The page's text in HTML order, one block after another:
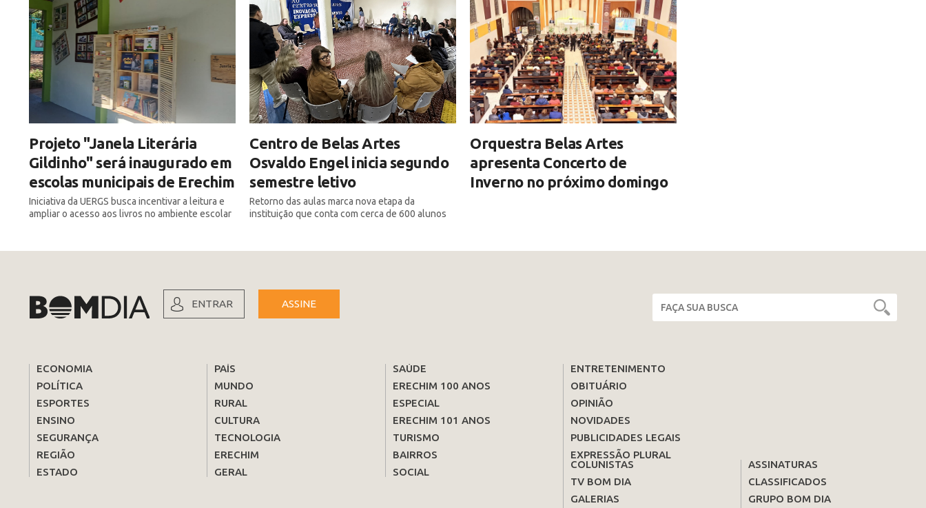
Projeto "Janela Literária
Gildinho" será inaugurado em
escolas municipais de Erechim
Iniciativa da UERGS busca incentivar a leitura e
ampliar o acesso aos livros no ambiente escolar
Centro de Belas Artes
Osvaldo Engel inicia segundo
semestre letivo
Retorno das aulas marca nova etapa da
instituição que conta com cerca de 600 alunos
Orquestra Belas Artes
apresenta Concerto de
Inverno no próximo domingo
ENTRAR ASSINE
ECONOMIA
POLÍTICA
ESPORTES
ENSINO
SEGURANÇA
REGIÃO
ESTADO
PAÍS
MUNDO
RURAL
CULTURA
TECNOLOGIA
ERECHIM
GERAL
SAÚDE
ERECHIM 100 ANOS
ESPECIAL
ERECHIM 101 ANOS
TURISMO
BAIRROS
SOCIAL
ENTRETENIMENTO
OBITUÁRIO
OPINIÃO
NOVIDADES
PUBLICIDADES LEGAIS
EXPRESSÃO PLURAL
COLUNISTAS
TV BOM DIA
GALERIAS
ASSINATURAS
CLASSIFICADOS
GRUPO BOM DIA